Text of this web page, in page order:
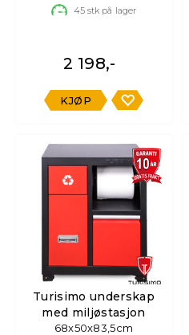
45stk på lager
2 198,-
KJØP
Turisimo underskap
med miljøstasjon
68x50x83,5cm